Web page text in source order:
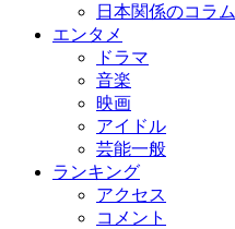
日本関係のコラム
エンタメ
ドラマ
音楽
映画
アイドル
芸能一般
ランキング
アクセス
コメント